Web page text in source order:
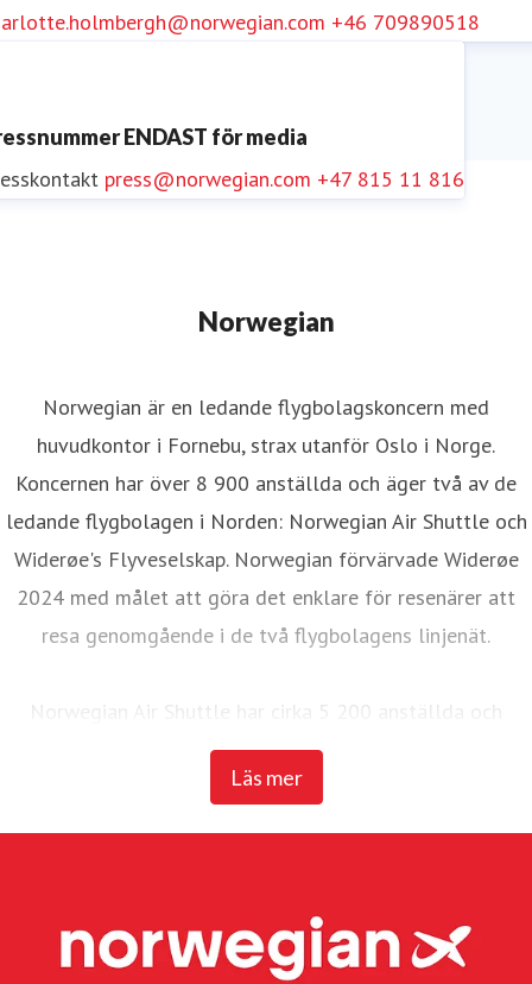
+46 709890518
ENDAST för media
press@norwegian.com +47 815 11 816
Norwegian
Läs mer
Norwegian är en ledande flygbolagskoncern med
huvudkontor i Fornebu, strax utanför Oslo i Norge.
Koncernen har över 8 900 anställda och äger två av de
ledande flygbolagen i Norden: Norwegian Air Shuttle och
Widerøe's Flyveselskap. Norwegian förvärvade Widerøe
2024 med målet att göra det enklare för resenärer att
resa genomgående i de två flygbolagens linjenät.
Norwegian Air Shuttle har cirka 5 200 anställda och
erbjuder ett omfattande linjenät som binder samman de
nordiska länderna med ett brett utbud av destinationer i
Widerøe's Flyveselskap, Norges äldsta flygbolag, är